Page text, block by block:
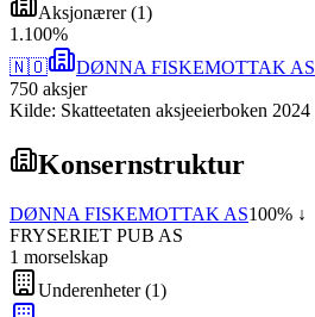
Aksjonærer(1)
1 .100%
🇳🇴
DØNNA FISKEMOTTAK AS
750 aksjer
Kilde: Skatteetaten aksjeeierboken 2024
Konsernstruktur
DØNNA FISKEMOTTAK AS100% ↓
FRYSERIET PUB AS
1 morselskap
Underenheter(1)